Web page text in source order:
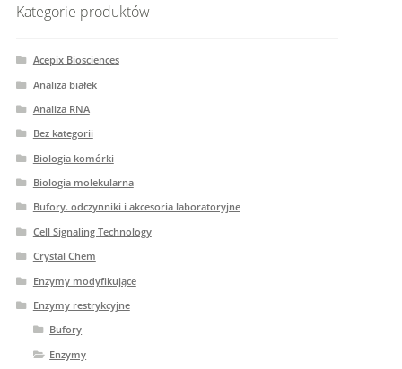
Kategorie produktów
Acepix Biosciences
Analiza białek
Analiza RNA
Bez kategorii
Biologia komórki
Biologia molekularna
Bufory. odczynniki i akcesoria laboratoryjne
Cell Signaling Technology
Crystal Chem
Enzymy modyfikujące
Enzymy restrykcyjne
Bufory
Enzymy